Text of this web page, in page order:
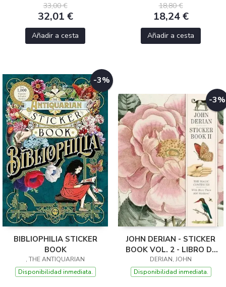
33,00 €
32,01 €
Añadir a cesta
18,80 €
18,24 €
Añadir a cesta
-3%
BIBLIOPHILIA STICKER
BOOK
, THE ANTIQUARIAN
Disponibilidad inmediata.
-3%
JOHN DERIAN - STICKER
BOOK VOL. 2 - LIBRO DE
PEGATINAS
DERIAN, JOHN
Disponibilidad inmediata.